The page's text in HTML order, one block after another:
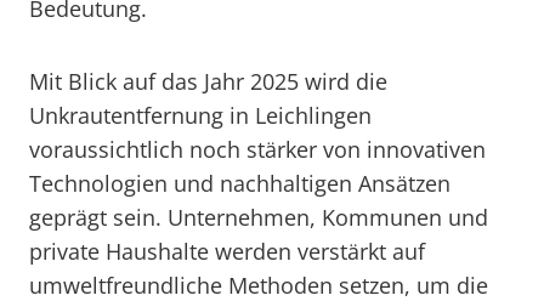
Bedeutung.
Mit Blick auf das Jahr 2025 wird die
Unkrautentfernung in Leichlingen
voraussichtlich noch stärker von innovativen
Technologien und nachhaltigen Ansätzen
geprägt sein. Unternehmen, Kommunen und
private Haushalte werden verstärkt auf
umweltfreundliche Methoden setzen, um die